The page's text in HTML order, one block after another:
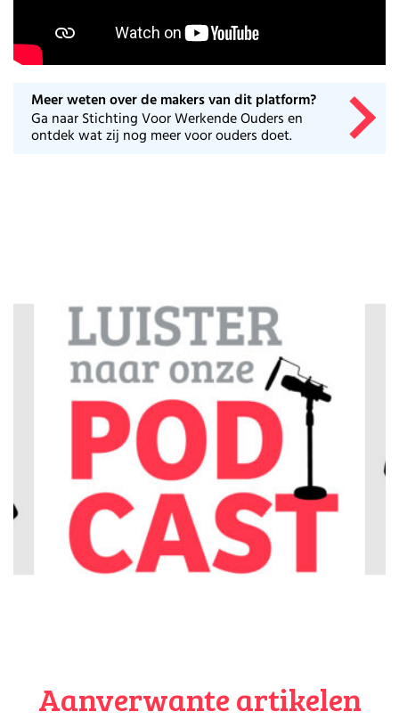
Kinderopvang
Onderwijs
Opvoeding
Veiligheid
Verlof
Meer weten over de makers van dit platform?
Ga naar Stichting Voor Werkende Ouders en
ontdek wat zij nog meer voor ouders doet.
Aanverwante artikelen